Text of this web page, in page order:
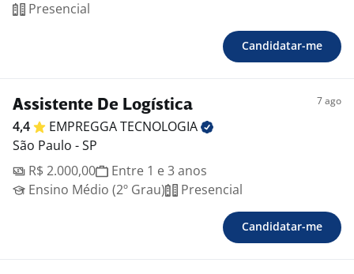
Presencial
Candidatar-me
Assistente De Logística 7 ago
4,4 EMPREGGATECNOLOGIA
São Paulo - SP
R$ 2.000,00
Entre 1 e 3 anos
Ensino Médio (2º Grau)
Presencial
Candidatar-me